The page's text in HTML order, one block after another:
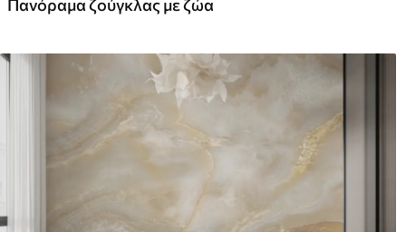
Premium βινύλιο
.00 /m²
Πανόραμα ζούγκλας με ζώα